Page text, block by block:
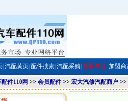
| 汽配黄页| 配件搜索| 汽配采购| 品牌专区| 加盟商
件110网 >> 会员配件>> 宏大汽修汽配商户>>